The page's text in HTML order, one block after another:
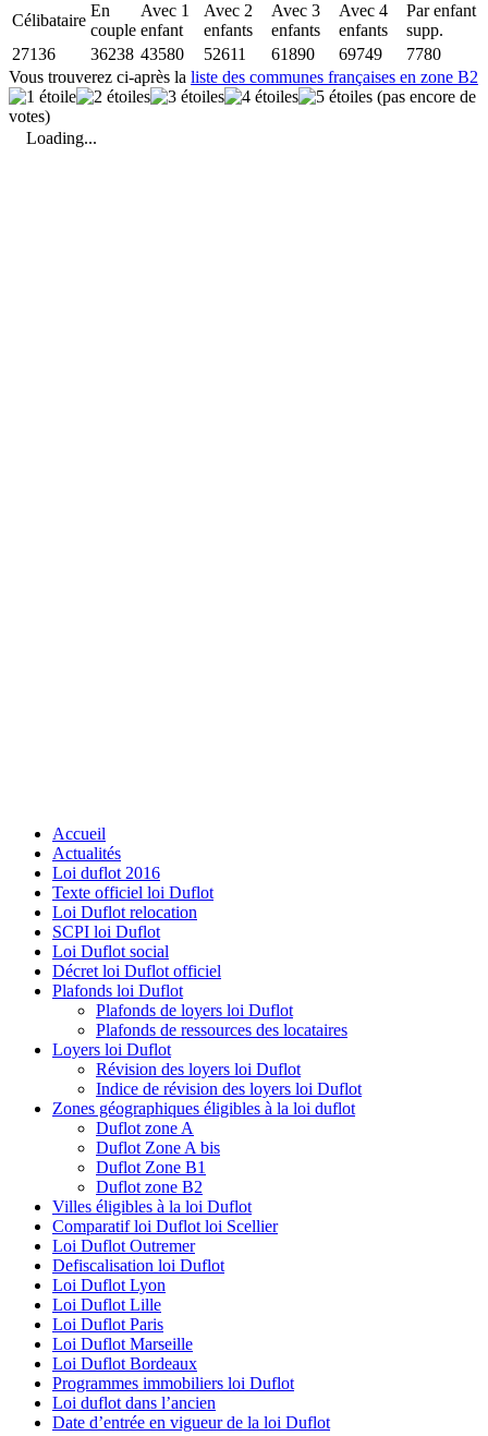
Célibataire
En
couple
Avec 1
enfant
Avec 2
enfants
Avec 3
enfants
Avec 4
enfants
Par enfant
supp.
27136
36238 43580 52611 61890 69749
7780
Vous trouverez ci-après la liste des communes françaises en zone B2
(pas encore de
votes)
Loading...
Accueil
Actualités
Loi duflot 2016
Texte officiel loi Duflot
Loi Duflot relocation
SCPI loi Duflot
Loi Duflot social
Décret loi Duflot officiel
Plafonds loi Duflot
Plafonds de loyers loi Duflot
Plafonds de ressources des locataires
Loyers loi Duflot
Révision des loyers loi Duflot
Indice de révision des loyers loi Duflot
Zones géographiques éligibles à la loi duflot
Duflot zone A
Duflot Zone A bis
Duflot Zone B1
Duflot zone B2
Villes éligibles à la loi Duflot
Comparatif loi Duflot loi Scellier
Loi Duflot Outremer
Defiscalisation loi Duflot
Loi Duflot Lyon
Loi Duflot Lille
Loi Duflot Paris
Loi Duflot Marseille
Loi Duflot Bordeaux
Programmes immobiliers loi Duflot
Loi duflot dans l’ancien
Date d’entrée en vigueur de la loi Duflot